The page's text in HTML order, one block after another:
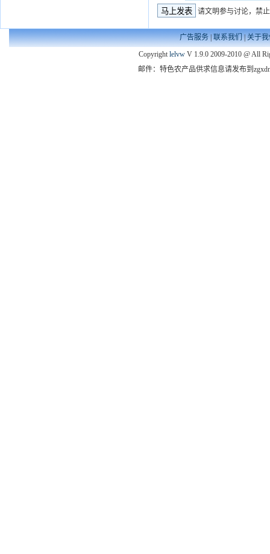
请文明参与讨论，禁
广告服务|联系我们|关于
Copyright lelvwV 1.9.0 2009-2010 @ All
邮件：特色农产品供求信息请发布到